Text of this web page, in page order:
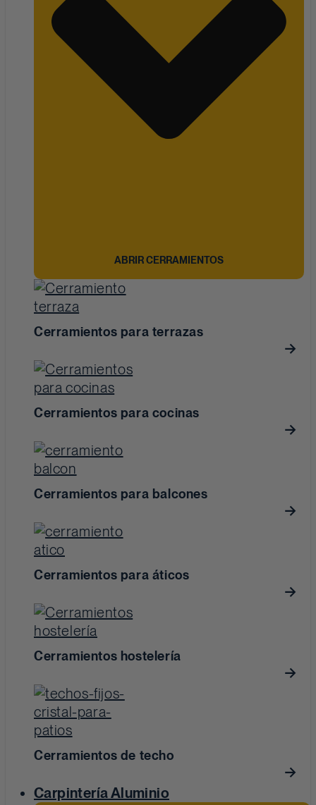
ABRIR CERRAMIENTOS
Cerramientos para terrazas
Cerramientos para cocinas
Cerramientos para balcones
Cerramientos para áticos
Cerramientos hostelería
Cerramientos de techo
Carpintería Aluminio